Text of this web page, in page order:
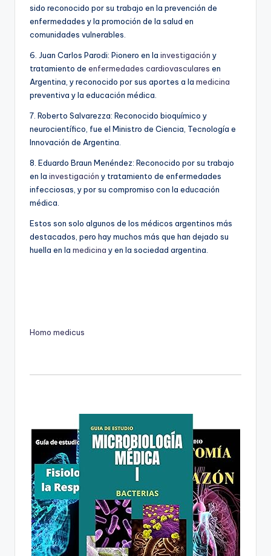
sido reconocido por su trabajo en la prevención de
enfermedades y la promoción de la salud en
comunidades vulnerables.
6. Juan Carlos Parodi: Pionero en la investigación y
tratamiento de enfermedades cardiovasculares en
Argentina, y reconocido por sus aportes a la medicina
preventiva y la educación médica.
7. Roberto Salvarezza: Reconocido bioquímico y
neurocientífico, fue el Ministro de Ciencia, Tecnología e
Innovación de Argentina.
8. Eduardo Braun Menéndez: Reconocido por su trabajo
en la investigación y tratamiento de enfermedades
infecciosas, y por su compromiso con la educación
médica.
Estos son solo algunos de los médicos argentinos más
destacados, pero hay muchos más que han dejado su
huella en la medicina y en la sociedad argentina.
Homo medicus